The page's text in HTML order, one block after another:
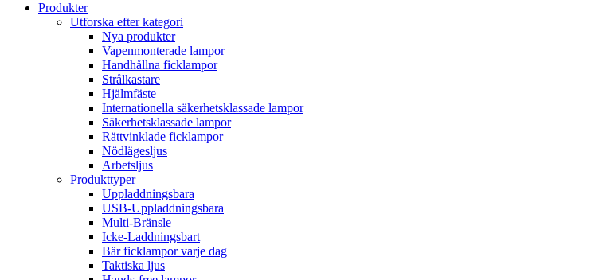
Produkter
Utforska efter kategori
Nya produkter
Vapenmonterade lampor
Handhållna ficklampor
Strålkastare
Hjälmfäste
Internationella säkerhetsklassade lampor
Säkerhetsklassade lampor
Rättvinklade ficklampor
Nödlägesljus
Arbetsljus
Produkttyper
Uppladdningsbara
USB-Uppladdningsbara
Multi-Bränsle
Icke-Laddningsbart
Bär ficklampor varje dag
Taktiska ljus